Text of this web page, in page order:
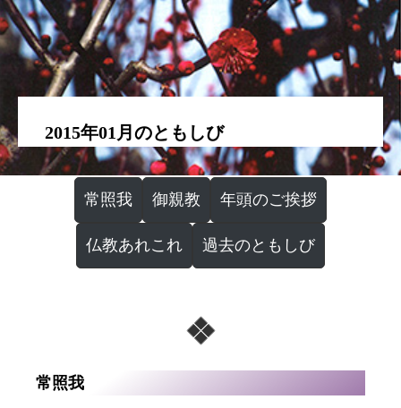
2015年01月のともしび
常照我 御親教 年頭のご挨拶
仏教あれこれ 過去のともしび
常照我